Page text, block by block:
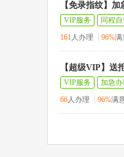
【免录指纹】
VIP服务
同程
161人办理 96%满
【超级VIP】送
VIP服务
加急办
66人办理 96%满